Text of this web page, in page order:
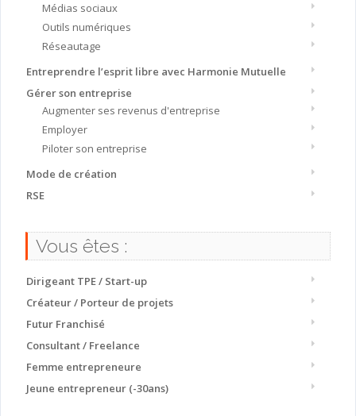
Médias sociaux
Outils numériques
Réseautage
Entreprendre l’esprit libre avec Harmonie Mutuelle
Gérer son entreprise
Augmenter ses revenus d'entreprise
Employer
Piloter son entreprise
Mode de création
RSE
Vous êtes :
Dirigeant TPE / Start-up
Créateur / Porteur de projets
Futur Franchisé
Consultant / Freelance
Femme entrepreneure
Jeune entrepreneur (-30ans)